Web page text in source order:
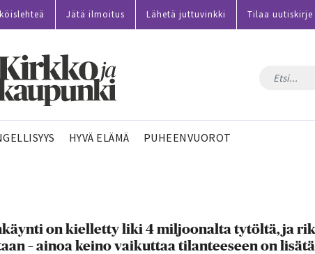
Jätä ilmoitus Lähetä juttuvinkki Tilaa uutiskirje
HYVÄ ELÄMÄ PUHEENVUOROT
on kielletty liki 4 miljoonalta tytöltä, ja
– ainoa keino vaikuttaa tilanteeseen on